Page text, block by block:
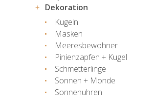
Dekoration
Kugeln
Masken
Meeresbewohner
Pinienzapfen + Kugel
Schmetterlinge
Sonnen + Monde
Sonnenuhren